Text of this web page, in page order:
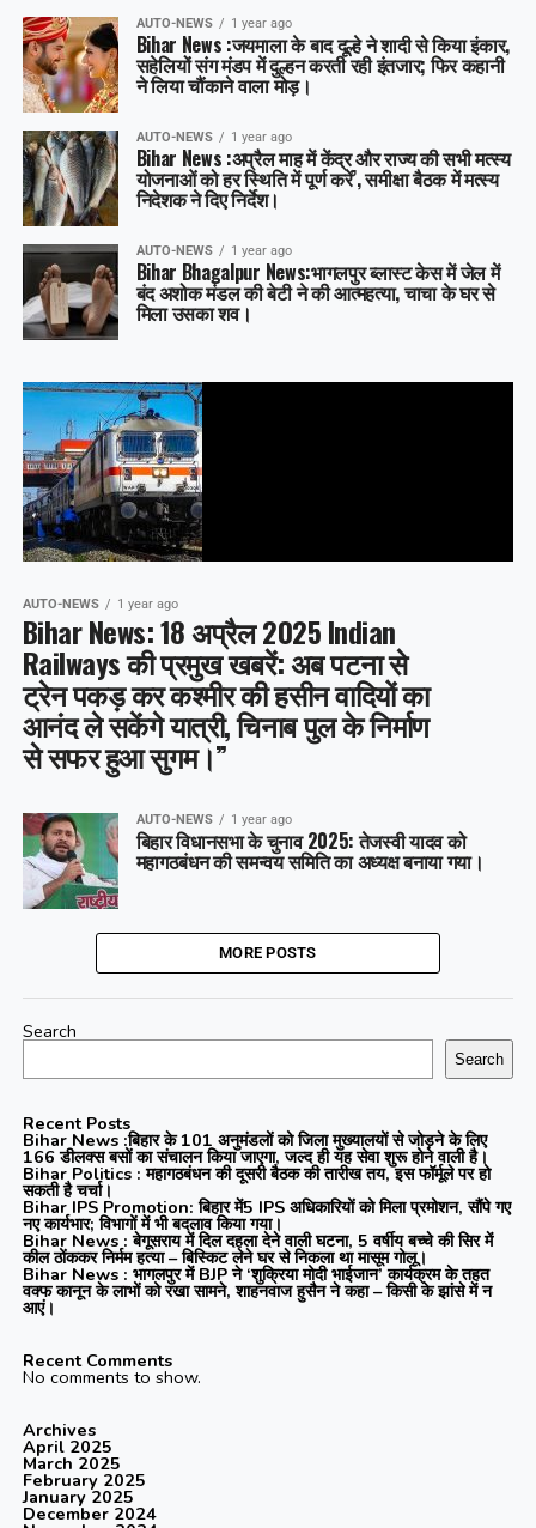
AUTO-NEWS 1 year ago
Bihar News :जयमाला के बाद दूल्हे ने शादी से किया इंकार,
सहेलियों संग मंडप में दुल्हन करती रही इंतजार; फिर कहानी
ने लिया चौंकाने वाला मोड़।
AUTO-NEWS 1 year ago
Bihar News :अप्रैल माह में केंद्र और राज्य की सभी मत्स्य
योजनाओं को हर स्थिति में पूर्ण करें’, समीक्षा बैठक में मत्स्य
निदेशक ने दिए निर्देश।
AUTO-NEWS 1 year ago
Bihar Bhagalpur News:भागलपुर ब्लास्ट केस में जेल में
बंद अशोक मंडल की बेटी ने की आत्महत्या, चाचा के घर से
मिला उसका शव।
AUTO-NEWS 1 year ago
Bihar News: 18 अप्रैल 2025 Indian
Railways की प्रमुख खबरें: अब पटना से
ट्रेन पकड़ कर कश्मीर की हसीन वादियों का
आनंद ले सकेंगे यात्री, चिनाब पुल के निर्माण
से सफर हुआ सुगम।”
AUTO-NEWS 1 year ago
बिहार विधानसभा के चुनाव 2025: तेजस्वी यादव को
महागठबंधन की समन्वय समिति का अध्यक्ष बनाया गया।
MORE POSTS
Search
Search
Recent Posts
Bihar News :बिहार के 101 अनुमंडलों को जिला मुख्यालयों से जोड़ने के लिए
166 डीलक्स बसों का संचालन किया जाएगा, जल्द ही यह सेवा शुरू होने वाली है।
Bihar Politics : महागठबंधन की दूसरी बैठक की तारीख तय, इस फॉर्मूले पर हो
सकती है चर्चा।
Bihar IPS Promotion: बिहार में5 IPS अधिकारियों को मिला प्रमोशन, सौंपे गए
नए कार्यभार; विभागों में भी बदलाव किया गया।
Bihar News : बेगूसराय में दिल दहला देने वाली घटना, 5 वर्षीय बच्चे की सिर में
कील ठोंककर निर्मम हत्या – बिस्किट लेने घर से निकला था मासूम गोलू।
Bihar News : भागलपुर में BJP ने ‘शुक्रिया मोदी भाईजान’ कार्यक्रम के तहत
वक्फ कानून के लाभों को रखा सामने, शाहनवाज हुसैन ने कहा – किसी के झांसे में न
आएं।
Recent Comments
No comments to show.
Archives
April 2025
March 2025
February 2025
January 2025
December 2024